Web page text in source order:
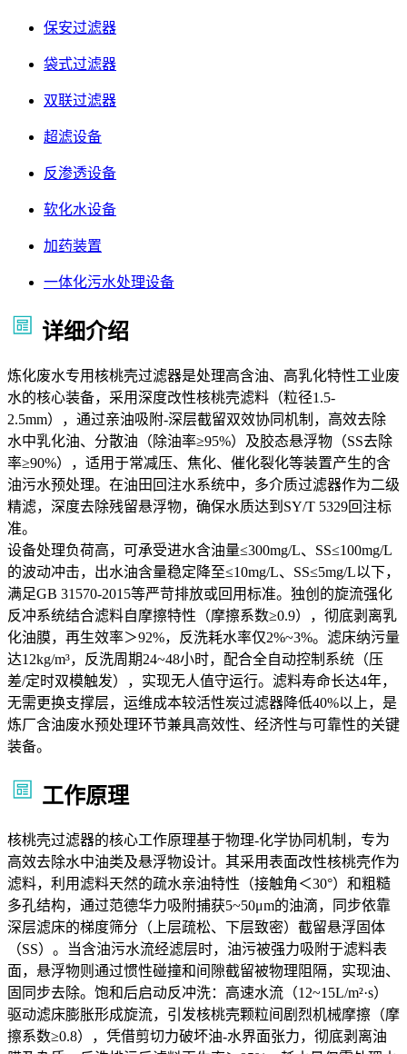
保安过滤器
袋式过滤器
双联过滤器
超滤设备
反渗透设备
软化水设备
加药装置
一体化污水处理设备
详细介绍
炼化废水专用核桃壳过滤器是处理高含油、高乳化特性工业废
水的核心装备，采用深度改性核桃壳滤料（粒径1.5-
2.5mm），通过亲油吸附-深层截留双效协同机制，高效去除
水中乳化油、分散油（除油率≥95%）及胶态悬浮物（SS去除
率≥90%），适用于常减压、焦化、催化裂化等装置产生的含
油污水预处理。在油田回注水系统中，多介质过滤器作为二级
精滤，深度去除残留悬浮物，确保水质达到SY/T 5329回注标
准。
设备处理负荷高，可承受进水含油量≤300mg/L、SS≤100mg/L
的波动冲击，出水油含量稳定降至≤10mg/L、SS≤5mg/L以下，
满足GB 31570-2015等严苛排放或回用标准。独创的旋流强化
反冲系统结合滤料自摩擦特性（摩擦系数≥0.9），彻底剥离乳
化油膜，再生效率＞92%，反洗耗水率仅2%~3%。滤床纳污量
达12kg/m³，反洗周期24~48小时，配合全自动控制系统（压
差/定时双模触发），实现无人值守运行。滤料寿命长达4年，
无需更换支撑层，运维成本较活性炭过滤器降低40%以上，是
炼厂含油废水预处理环节兼具高效性、经济性与可靠性的关键
装备。
工作原理
核桃壳过滤器的核心工作原理基于物理-化学协同机制，专为
高效去除水中油类及悬浮物设计。其采用表面改性核桃壳作为
滤料，利用滤料天然的疏水亲油特性（接触角＜30°）和粗糙
多孔结构，通过范德华力吸附捕获5~50μm的油滴，同步依靠
深层滤床的梯度筛分（上层疏松、下层致密）截留悬浮固体
（SS）。当含油污水流经滤层时，油污被强力吸附于滤料表
面，悬浮物则通过惯性碰撞和间隙截留被物理阻隔，实现油、
固同步去除。饱和后启动反冲洗：高速水流（12~15L/m²·s）
驱动滤床膨胀形成旋流，引发核桃壳颗粒间剧烈机械摩擦（摩
擦系数≥0.8），凭借剪切力破坏油-水界面张力，彻底剥离油